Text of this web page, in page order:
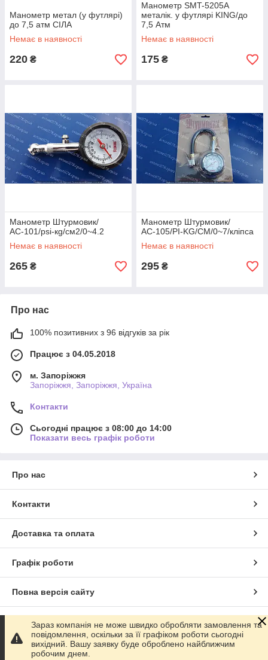
Манометр метал (у футлярі)
до 7,5 атм СІЛА
Немає в наявності
220 ₴
Манометр SMT-5205A
металік. у футлярі KING/до
7,5 Атм
Немає в наявності
175 ₴
Манометр Штурмовик/
АС-101/psi-кg/см2/0~4.2
Немає в наявності
265 ₴
Манометр Штурмовик/
АС-105/PI-KG/CM/0~7/кліпса
Немає в наявності
295 ₴
Про нас
100% позитивних з 96 відгуків за рік
Працює з 04.05.2018
м. Запоріжжя
Запоріжжя, Запоріжжя, Україна
Контакти
Сьогодні працює з 08:00 до 14:00
Показати весь графік роботи
Про нас
Контакти
Доставка та оплата
Графік роботи
Повна версія сайту
Сайт створено на маркетплейсі Prom.ua
Політика конфіденційності
Зараз компанія не може швидко обробляти замовлення та
повідомлення, оскільки за її графіком роботи сьогодні
вихідний. Вашу заявку буде оброблено найближчим
робочим днем.